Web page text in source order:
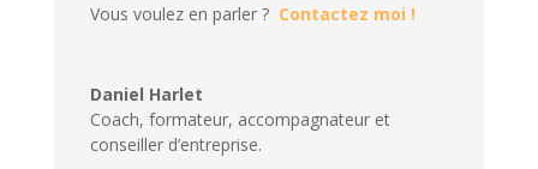
Vous voulez en parler ? Contactez moi !
Daniel Harlet
Coach, formateur, accompagnateur et
conseiller d’entreprise.